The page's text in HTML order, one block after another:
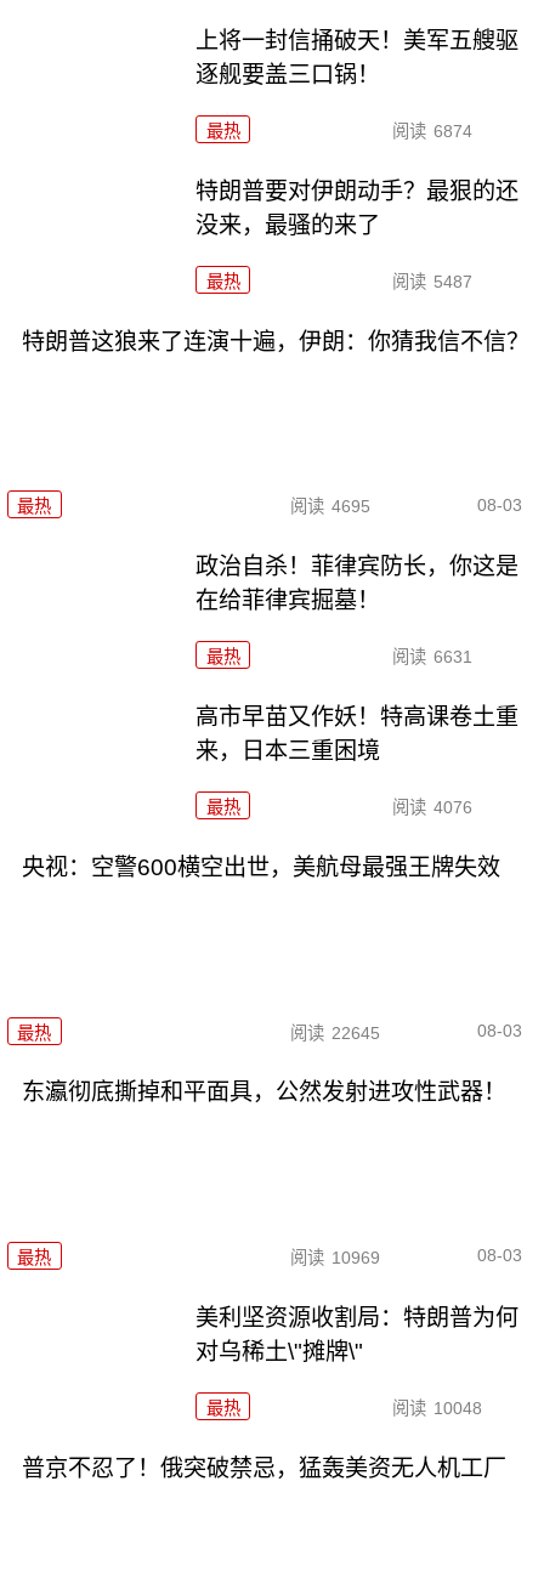
上将一封信捅破天！美军五艘驱
逐舰要盖三口锅！
最热 阅读 6874
特朗普要对伊朗动手？最狠的还
没来，最骚的来了
最热 阅读 5487
特朗普这狼来了连演十遍，伊朗：你猜我信不信？
最热 阅读 4695 08-03
政治自杀！菲律宾防长，你这是
在给菲律宾掘墓！
最热 阅读 6631
高市早苗又作妖！特高课卷土重
来，日本三重困境
最热 阅读 4076
央视：空警600横空出世，美航母最强王牌失效
最热 阅读 22645 08-03
东瀛彻底撕掉和平面具，公然发射进攻性武器！
最热 阅读 10969 08-03
美利坚资源收割局：特朗普为何
对乌稀土\"摊牌\"
最热 阅读 10048
普京不忍了！俄突破禁忌，猛轰美资无人机工厂